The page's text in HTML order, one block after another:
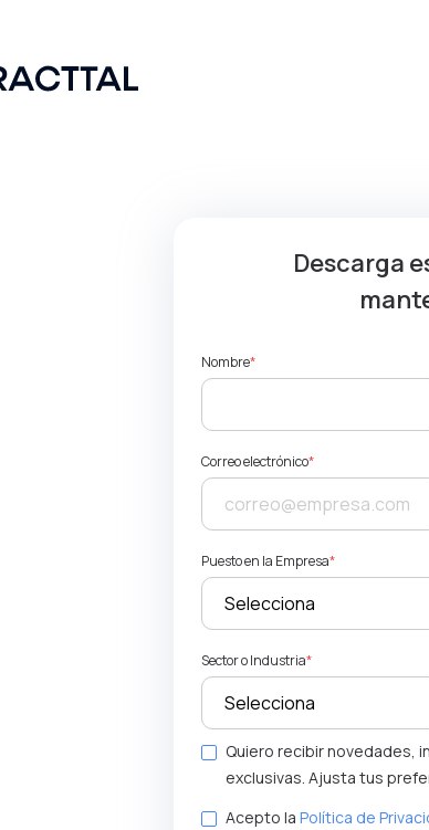
Descarga
Nombre*
Correo electrónico*
Puesto en la Empresa*
Sector o Industria*
Quiero recibir novedades,
exclusivas. Ajusta tus
Acepto la Política de